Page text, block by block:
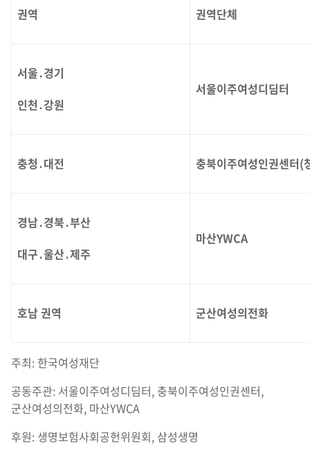
권역 권역단체
서울․경기
인천․강원
서울이주여성디딤터
충청․대전 충북이주여성인권센터(
경남․경북․부산
대구․울산․제주
마산YWCA
호남 권역 군산여성의전화
주최: 한국여성재단
공동주관: 서울이주여성디딤터, 충북이주여성인권센터,
군산여성의전화, 마산YWCA
후원: 생명보험사회공헌위원회, 삼성생명